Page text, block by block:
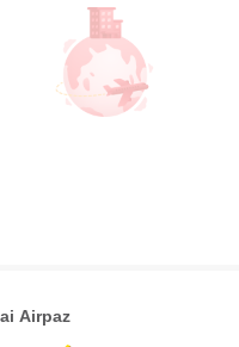
Airpaz